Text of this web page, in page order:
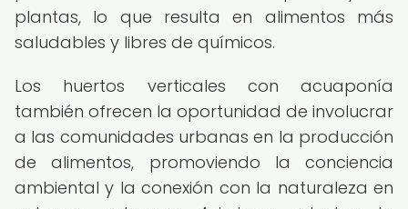
plantas, lo que resulta en alimentos más
saludables y libres de químicos.
Los huertos verticales con acuaponía
también ofrecen la oportunidad de involucrar
a las comunidades urbanas en la producción
de alimentos, promoviendo la conciencia
ambiental y la conexión con la naturaleza en